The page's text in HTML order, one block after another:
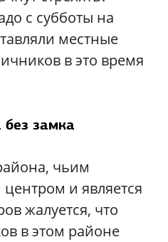
с субботы на
местные
в это время
замка
чьим
и является
жалуется, что
в этом районе